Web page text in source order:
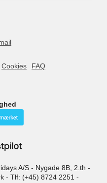
Cookies
FAQ
A/S- Nygade 8B, 2.th -
- Tlf: (+45) 8724 2251 -